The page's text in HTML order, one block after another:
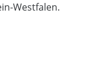
Westfalen.